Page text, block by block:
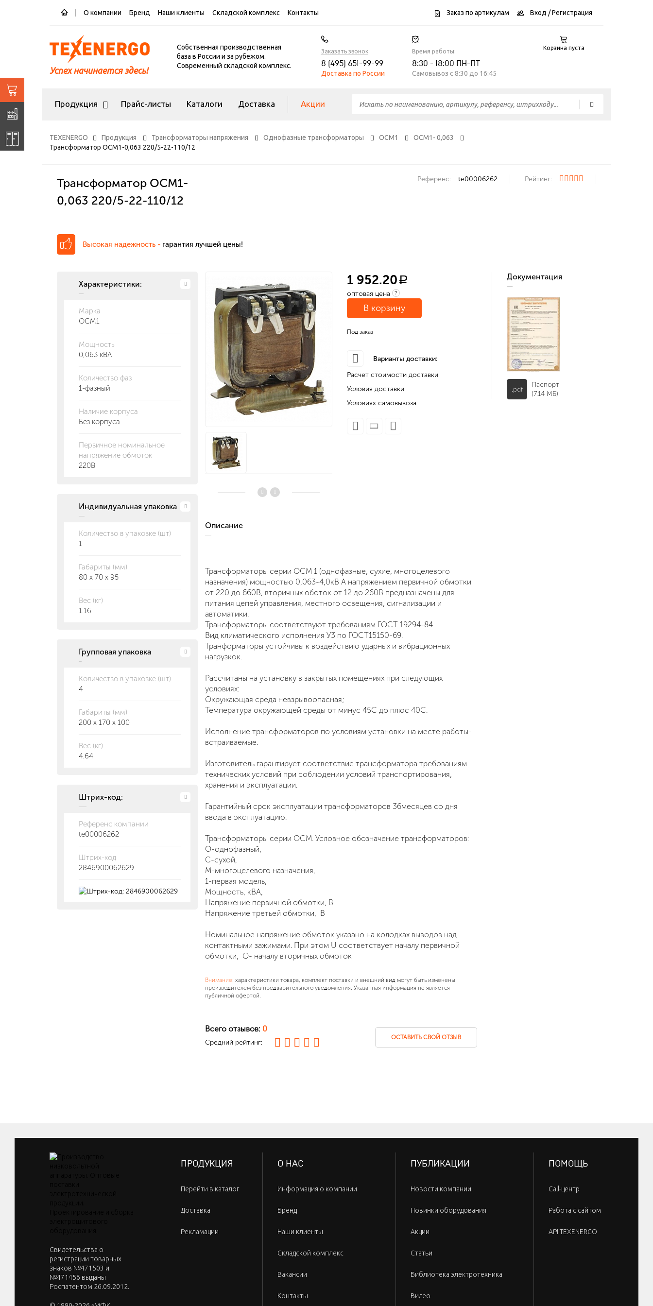
О компании Бренд Наши клиенты Складской комплекс Контакты Заказ по артикулам Вход / Регистрация
Успех начинается здесь!
Собственная производственная
база в России и за рубежом.
Современный складской комплекс.
Заказать звонок
8 (495) 651-99-99
Доставка по России
Время работы:
8:30 - 18:00 ПН-ПТ
Самовывоз c 8:30 до 16:45
Корзина пуста
Продукция Прайс-листы Каталоги Доставка Акции
TEXENERGO Продукция Трансформаторы напряжения Однофазные трансформаторы ОСМ1
ОСМ1- 0,063
Трансформатор ОСМ1-0,063 220/5-22-110/12
Трансформатор ОСМ1-
0,063 220/5-22-110/12
Референс: te00006262 Рейтинг:
Высокая надежность - гарантия лучшей цены!
Характеристики:
Марка
ОСМ1
Мощность
0,063 кВА
Количество фаз
1-фазный
Наличие корпуса
Без корпуса
Первичное номинальное
напряжение обмоток
220В
Индивидуальная упаковка
Количество в упаковке (шт)
1
Габариты (мм)
80 x 70 x 95
Вес (кг)
1.16
Групповая упаковка
Количество в упаковке (шт)
4
Габариты (мм)
200 x 170 x 100
Вес (кг)
4.64
Штрих-код:
Референс компании
te00006262
Штрих-код
2846900062629
1 952.20 a
оптовая цена ?
В корзину
Под заказ
Варианты доставки:
Расчет стоимости доставки
Условия доставки
Условиях самовывоза
Описание
Трансформаторы серии ОСМ 1 (однофазные, сухие, многоцелевого
назначения) мощностью 0,063-4,0кВ А напряжением первичной обмотки
от 220 до 660В, вторичных оботок от 12 до 260В предназначены для
питания цепей управления, местного освещения, сигнализации и
автоматики.
Трансформаторы соответствуют требованиям ГОСТ 19294-84.
Вид климатического исполнения У3 по ГОСТ15150-69.
Транформаторы устойчивы к воздействию ударных и вибрационных
нагрузкок.
Рассчитаны на установку в закрытых помещениях при следующих
условиях:
Окружающая среда невзрывоопасная;
Температура окружающей среды от минус 45С до плюс 40С.
Исполнение трансформаторов по условиям установки на месте работы-
встраиваемые.
Изготовитель гарантирует соответствие трансформатора требованиям
технических условий при соблюдении условий транспортирования,
хранения и эксплуатации.
Гарантийный срок эксплуатации трансформаторов 36месяцев со дня
ввода в эксплуатацию.
Трансформаторы серии ОСМ. Условное обозначение трансформаторов:
О-однофазный,
С-сухой,
М-многоцелевого назначения,
1-первая модель,
Мощность, кВА,
Напряжение первичной обмотки, В
Напряжение третьей обмотки, В
Номинальное напряжение обмоток указано на колодках выводов над
контактными зажимами. При этом U соответствует началу первичной
обмотки, O- началу вторичных обмоток
Внимание: характеристики товара, комплект поставки и внешний вид могут быть изменены
производителем без предварительного уведомления. Указанная информация не является
публичной офертой.
Всего отзывов: 0
Средний рейтинг:
ОСТАВИТЬ СВОЙ ОТЗЫВ
Документация
.pdf
Паспорт
(7.14 МБ)
Cвидетельства о
регистрации товарных
знаков №471503 и
№471456 выданы
Роспатентом 26.09.2012.
ПРОДУКЦИЯ
Перейти в каталог
Доставка
Рекламации
О НАС
Информация о компании
Бренд
Наши клиенты
Складской комплекс
Вакансии
Контакты
ПУБЛИКАЦИИ
Новости компании
Новинки оборудования
Акции
Статьи
Библиотека электротехника
Видео
ПОМОЩЬ
Call-центр
Работа с сайтом
API TEXENERGO